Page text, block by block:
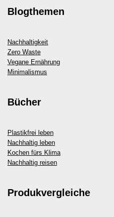
Blogthemen
Nachhaltigkeit
Zero Waste
Vegane Ernährung
Minimalismus
Bücher
Plastikfrei leben
Nachhaltig leben
Kochen fürs Klima
Nachhaltig reisen
Produkvergleiche